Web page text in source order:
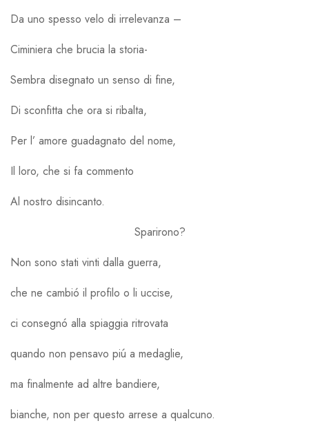
Da uno spesso velo di irrelevanza –
Ciminiera che brucia la storia-
Sembra disegnato un senso di fine,
Di sconfitta che ora si ribalta,
Per l’ amore guadagnato del nome,
Il loro, che si fa commento
Al nostro disincanto.
Sparirono?
Non sono stati vinti dalla guerra,
che ne cambió il profilo o li uccise,
ci consegnó alla spiaggia ritrovata
quando non pensavo piú a medaglie,
ma finalmente ad altre bandiere,
bianche, non per questo arrese a qualcuno.